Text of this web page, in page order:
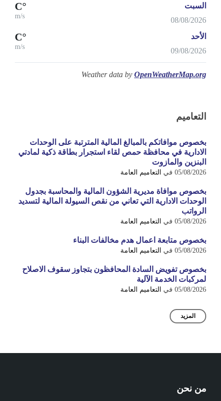
السبت
08/08/2026
°C
m/s
الأحد
09/08/2026
°C
m/s
Weather data by OpenWeatherMap.org
التعاميم
بخصوص موافاتكم بالمبالغ المالية المترتبة على الوحدات
الادارية في محافظة حمص لقاء استجرار بطاقة ذكية لمادتي
البنزين والمازوت
05/08/2026 في التعاميم العامة
بخصوص موافاة مديرية الشؤون المالية والمحاسبة بجدول
الوحدات الادارية التي تعاني من نقص السيولة المالية لتسديد
الرواتب
05/08/2026 في التعاميم العامة
بخصوص متابعة اعمال هدم مخالفات البناء
05/08/2026 في التعاميم العامة
بخصوص تفويض السادة المحافظون بتجاوز سقوف الاصلاح
لمركبات الخدمة الآلية
05/08/2026 في التعاميم العامة
المزيد
من نحن